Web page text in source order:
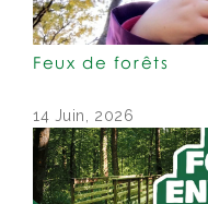
Feux de forêts
14 Juin, 2026